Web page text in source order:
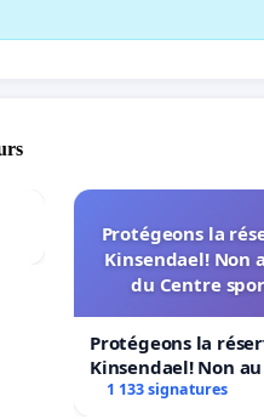
Protégeons la
Kinsendael! Non
du Centre
Protégeons la
Kinsendael! Non
Centre sportif Le
1 133 signatures